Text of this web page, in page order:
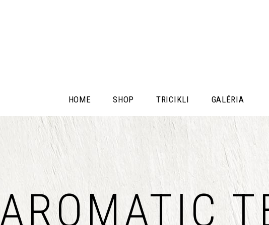
HOME SHOP TRICIKLI GALÉRIA
AROMATIC